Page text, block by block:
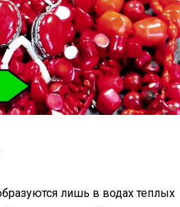
лишь в водах теплых